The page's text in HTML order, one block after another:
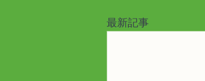
最新記事